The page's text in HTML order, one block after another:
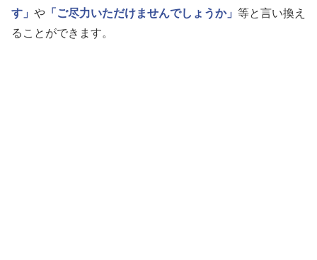
す」 や 「ご尽力いただけませんでしょうか」 等と言い換え
ることができます。